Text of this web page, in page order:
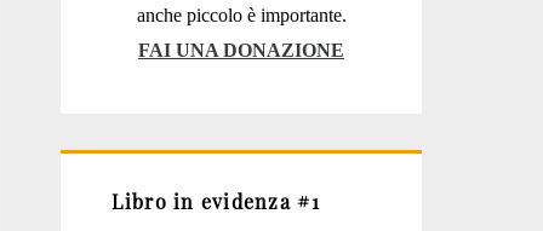
anche piccolo è importante.
FAI UNA DONAZIONE
Libro in evidenza #1